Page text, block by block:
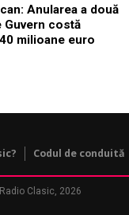
Anularea a două
Guvern costă
milioane euro
Codul de conduită
Clasic, 2026